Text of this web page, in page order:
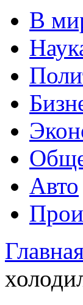
В
Авто